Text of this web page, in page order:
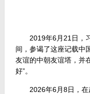
2019年6月21日，
间，参谒了这座记载中
友谊的中朝友谊塔，并
好”。
2026年6月8日，